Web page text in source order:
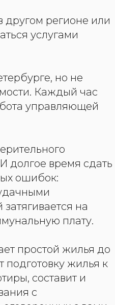
другом регионе или
услугами
но не
Каждый час
управляющей
долгое время сдать
ошибок:
на
плату.
простой жилья до
подготовку жилья к
составит и
с